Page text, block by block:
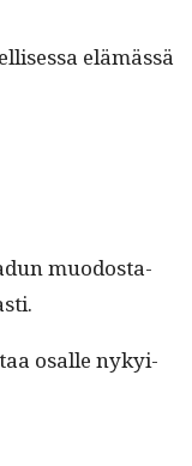
elämässä
muo­dosta­
osalle nyky­i­